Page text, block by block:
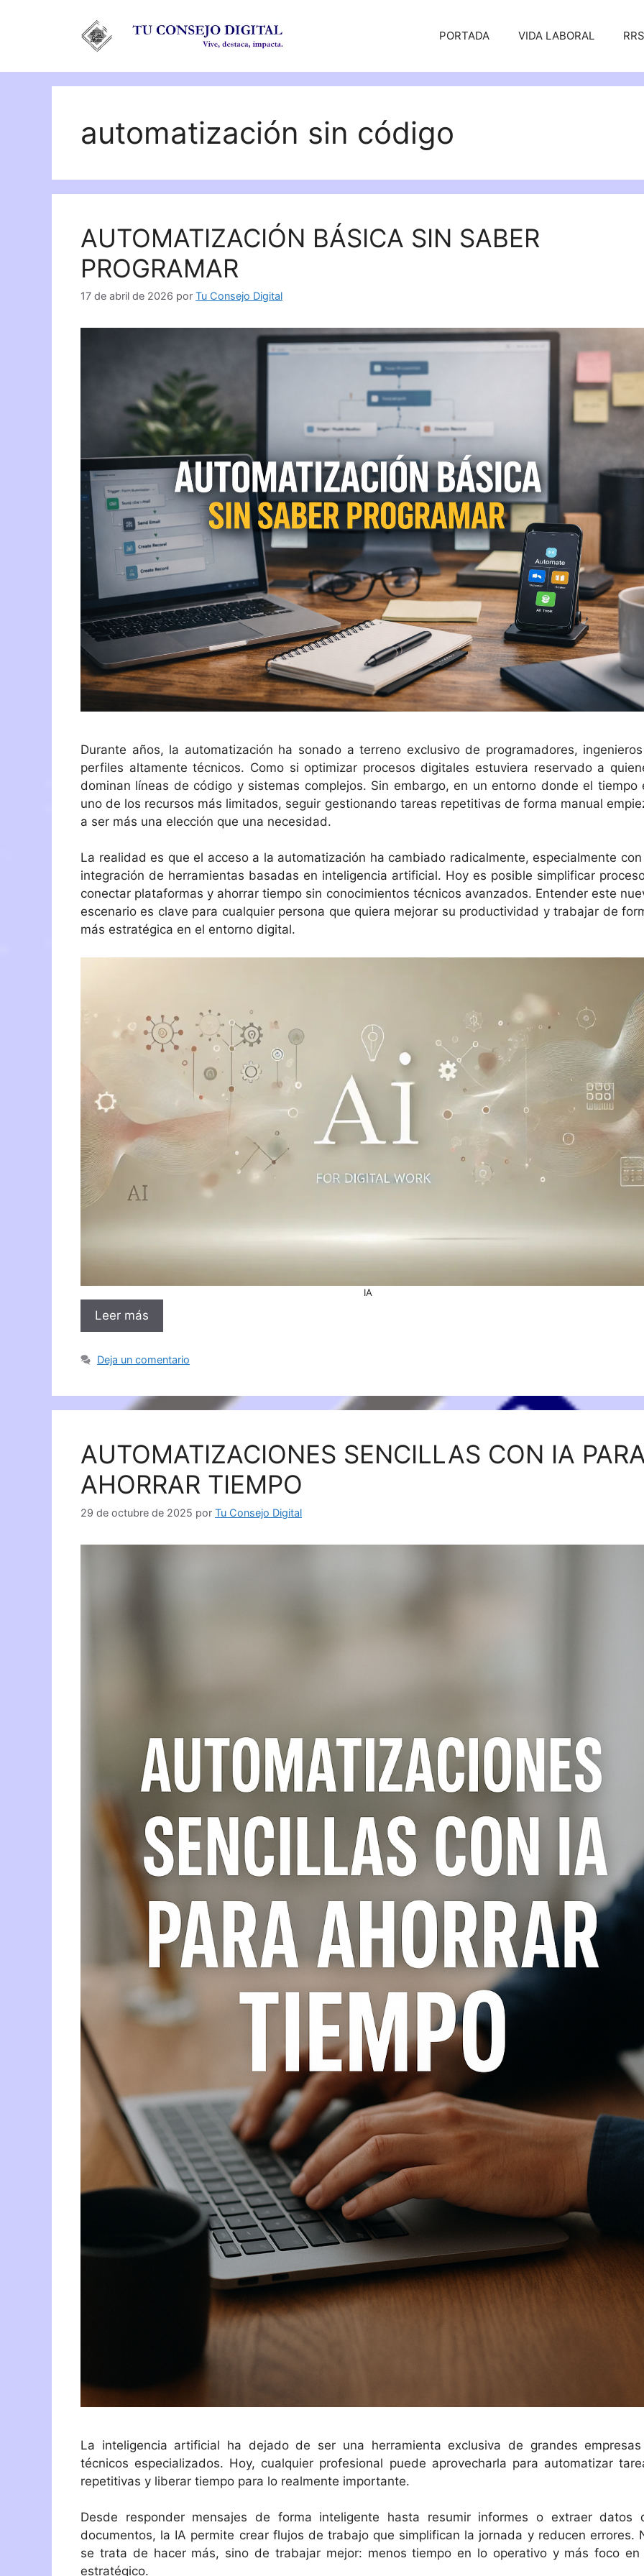
PORTADA VIDA LABORAL
automatización sin código
AUTOMATIZACIÓN BÁSICA SIN SABER
PROGRAMAR
17 de abril de 2026 por Tu Consejo Digital
Durante años, la automatización ha sonado a terreno exclusivo de programadores,
perfiles altamente técnicos. Como si optimizar procesos digitales estuviera reservado a
dominan líneas de código y sistemas complejos. Sin embargo, en un entorno donde el tiempo
uno de los recursos más limitados, seguir gestionando tareas repetitivas de forma manual
a ser más una elección que una necesidad.
La realidad es que el acceso a la automatización ha cambiado radicalmente, especialmente
integración de herramientas basadas en inteligencia artificial. Hoy es posible simplificar
conectar plataformas y ahorrar tiempo sin conocimientos técnicos avanzados. Entender este
escenario es clave para cualquier persona que quiera mejorar su productividad y trabajar de
más estratégica en el entorno digital.
IA
Leer más
Deja un comentario
AUTOMATIZACIONES SENCILLAS CON IA
AHORRAR TIEMPO
29 de octubre de 2025 por Tu Consejo Digital
La inteligencia artificial ha dejado de ser una herramienta exclusiva de grandes
técnicos especializados. Hoy, cualquier profesional puede aprovecharla para automatizar
repetitivas y liberar tiempo para lo realmente importante.
Desde responder mensajes de forma inteligente hasta resumir informes o extraer datos
documentos, la IA permite crear flujos de trabajo que simplifican la jornada y reducen errores.
se trata de hacer más, sino de trabajar mejor: menos tiempo en lo operativo y más foco en
estratégico.